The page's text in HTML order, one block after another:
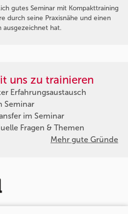
gutes Seminar mit Kompakttraining
durch seine Praxisnähe und einen
ausgezeichnet hat.
uns zu trainieren
Erfahrungsaustausch
Seminar
im Seminar
Fragen & Themen
Mehr gute Gründe